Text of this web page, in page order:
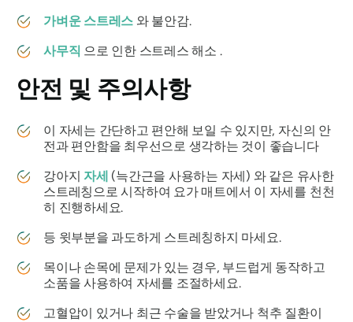
가벼운 스트레스 와 불안감.
사무직 으로 인한 스트레스 해소 .
안전 및 주의사항
이 자세는 간단하고 편안해 보일 수 있지만, 자신의 안
전과 편안함을 최우선으로 생각하는 것이 좋습니다
강아지자세 (늑간근을 사용하는 자세) 와 같은 유사한
스트레칭으로 시작하여 요가 매트에서 이 자세를 천천
히 진행하세요.
등 윗부분을 과도하게 스트레칭하지 마세요.
목이나 손목에 문제가 있는 경우, 부드럽게 동작하고
소품을 사용하여 자세를 조절하세요.
고혈압이 있거나 최근 수술을 받았거나 척추 질환이